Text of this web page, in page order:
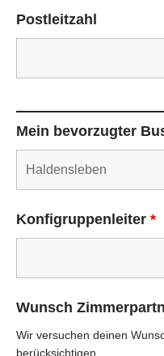
Postleitzahl
Mein bevorzugter
Konfigruppenleiter *
Wunsch
Wir versuchen deinen
berücksichtigen.